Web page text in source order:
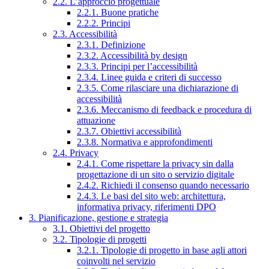
2.2.1. Buone pratiche
2.2.2. Principi
2.3. Accessibilità
2.3.1. Definizione
2.3.2. Accessibilità by design
2.3.3. Principi per l’accessibilità
2.3.4. Linee guida e criteri di successo
2.3.5. Come rilasciare una dichiarazione di
accessibilità
2.3.6. Meccanismo di feedback e procedura di
attuazione
2.3.7. Obiettivi accessibilità
2.3.8. Normativa e approfondimenti
2.4. Privacy
2.4.1. Come rispettare la privacy sin dalla
progettazione di un sito o servizio digitale
2.4.2. Richiedi il consenso quando necessario
2.4.3. Le basi del sito web: architettura,
informativa privacy, riferimenti DPO
3. Pianificazione, gestione e strategia
3.1. Obiettivi del progetto
3.2. Tipologie di progetti
3.2.1. Tipologie di progetto in base agli attori
coinvolti nel servizio